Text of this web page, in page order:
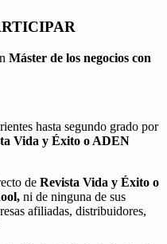
Máster de los negocios con
hasta segundo grado por
Vida y Éxito o ADEN
de Revista Vida y Éxito o
ni de ninguna de sus
afiliadas, distribuidores,